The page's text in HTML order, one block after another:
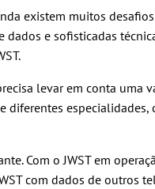
existem muitos
e sofisticadas
levar em conta uma
diferentes
Com o JWST em
com dados de